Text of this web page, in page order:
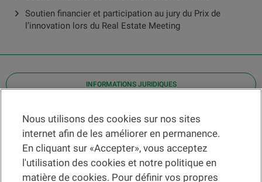
Soutien financier et participation au jury du Prix de
l’innovation lors du Real Estate Meeting
INFORMATIONS JURIDIQUES
Contact
Localiser une agence
Aide
Actualités
Nous utilisons des cookies sur nos sites
internet afin de les améliorer en permanence.
En cliquant sur «Accepter», vous acceptez
l'utilisation des cookies et notre politique en
matière de cookies. Pour définir vos propres